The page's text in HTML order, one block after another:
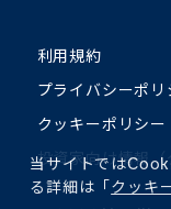
当サイトでは
る詳細は「クッキ
利用規約
プライバシーポリ
クッキーポリシー
投資家向け情報